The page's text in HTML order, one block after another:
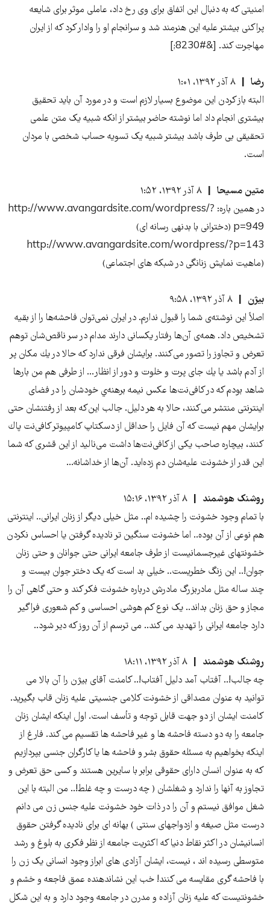
امنیتی که به دنبال این اتفاق برای وی رخ داد، عاملی موثر برای شایعه
پراکنی بیشتر علیه این هنرمند شد و سرانجام او را وادار کرد که از ایران
مهاجرت کند. [&#8230;]
رضا
۸ آذر ۱۳۹۲، ۱:۰۱
البته باز کردن این موضوع بسیار لازم است و در مورد آن باید تحقیق
بیشتری انجام داد اما نوشته حاضر بیشتر از انکه شبیه یک متن علمی
تحقیقی بی طرف باشد بیشتر شبیه یک تسویه حساب شخصی با مردان
است.
متین مسیحا
۸ آذر ۱۳۹۲، ۱:۵۲
در همین باره: http://www.avangardsite.com/wordpress/?
p=949 (دخترانی با بدنهی رسانه ای)
http://www.avangardsite.com/wordpress/?p=143
(ماهیت نمایش زنانگی در شبکه های اجتماعی)
بيژن
۸ آذر ۱۳۹۲، ۹:۵۸
اصلاً اين نوشته‌ی شما را قبول ندارم. در ايران نمی‌توان فاحشه‌ها را از بقيه
تشخيص داد. همه‌ی آن‌ها رفتار يكسانی دارند مدام در سر ناقص‌شان توهم
تعرض و تجاوز را تصور می‌كنند. برايشان فرقی ندارد كه حالا در يك مكان پر
از آدم باشد يا يك جای پرت و خلوت و دور از انظار... از طرفی هم من بارها
شاهد بودم كه در كافی‌نت‌ها عكس نيمه برهنه‌ي خودشان را در فضای
اينترنتی منتشر می‌كنند، حالا به هر دليل. جالب اين‌كه بعد از رفتنشان حتی
برايشان مهم نيست كه آن فايل را حداقل از دسكتاپ كامپيوتر كافی‌نت پاك
كنند، بيچاره صاحب يكی از كافی‌نت‌ها داشت می‌ناليد از اين قشر‌ی كه شما
اين قدر از خشونت عليه‌شان دم زده‌ايد. آن‌ها از خداشانه...
روشنک هوشمند
۸ آذر ۱۳۹۲، ۱۵:۱۶
با تمام وجود خشونت را چشیده ام.. مثل خیلی دیگر از زنان ایرانی.. اینترنتی
هم نوعی از آن بوده.. اما خشونت سنگین تر نادیده گرفتن یا احساس نکردن
خشونتهای غیرجسمانیست از طرف جامعه ایرانی حتی جوانان و حتی زنان
جوان!.. این زنگ خطریست.. خیلی بد است که یک دختر جوان بیست و
چند ساله مثل مادربزرگ مادرش درباره خشونت فکر کند و حتی گاهی آن را
مجاز و حق زنان بداند.. یک نوع کم هوشی احساسی و کم شعوری فراگیر
دارد جامعه ایرانی را تهدید می کند.. می ترسم از آن روز که دیر شود..
روشنک هوشمند
۸ آذر ۱۳۹۲، ۱۸:۱۱
چه جالب!.. آفتاب آمد دلیل آفتاب!.. کامنت آقای بیژن را آن بالا می
توانید به عنوان مصداقی از خشونت کلامی جنسیتی علیه زنان قاب بگیرید.
کامنت ایشان از دو جهت قابل توجه و تأسف است. اول اینکه ایشان زنان
جامعه را به دو دسته فاحشه ها و غیر فاحشه ها تقسیم می کند. فارغ از
اینکه بخواهیم به مسئله حقوق بشر و فاحشه ها یا کارگران جنسی بپردازیم
که به عنوان انسان دارای حقوقی برابر با سایرین هستند و کسی حق تعرض و
تجاوز به آنها را ندارد و شغلشان ( چه درست و چه غلط!.. من البته با این
شغل موافق نیستم و آن را در ذات خود خشونت علیه جنس زن می دانم
درست مثل صیغه و ازدواجهای سنتی ) بهانه ای برای نادیده گرفتن حقوق
انسانیشان در اکثر نقاط دنیا که اکثریت جامعه از نظر فکری به بلوغ و رشد
متوسطی رسیده اند ، نیست، ایشان آزادی های ابراز وجود انسانی یک زن را
با فاحشه گری مقایسه می کنند! خب این نشاندهنده عمق فاجعه و خشم و
خشونتیست که علیه زنان آزاده و مدرن در جامعه وجود دارد و به این شکل